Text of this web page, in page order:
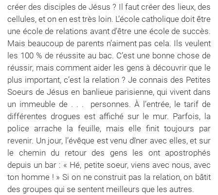
créer des disciples de Jésus ? Il faut créer des lieux, des
cellules, et on en est très loin. L’école catholique doit être
une école de relations avant d’être une école de succès.
Mais beaucoup de parents n’aiment pas cela. Ils veulent
les 100 % de réussite au bac. C’est une bonne chose de
réussir, mais comment aider les gens à découvrir que le
plus important, c’est la relation ? Je connais des Petites
Soeurs de Jésus en banlieue parisienne, qui vivent dans
un immeuble de . . . personnes. À l’entrée, le tarif de
différentes drogues est affiché sur le mur. Parfois, la
police arrache la feuille, mais elle finit toujours par
revenir. Un jour, l’évêque est venu dîner avec elles, et sur
le chemin du retour des gens les ont apostrophés
depuis un bar : « Hé, petite soeur, viens avec nous, avec
ton homme ! » Si on ne construit pas la relation, on bâtit
des groupes qui se sentent meilleurs que les autres.